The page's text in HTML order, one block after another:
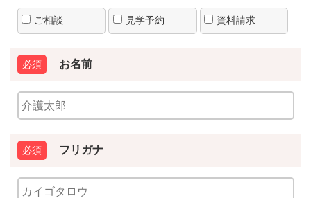
ご相談 見学予約 資料請求
お名前
フリガナ